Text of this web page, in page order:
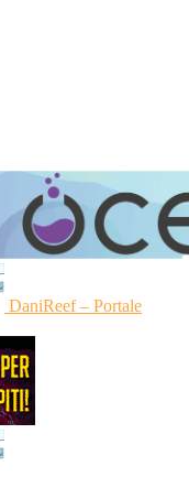
DaniReef – Portale